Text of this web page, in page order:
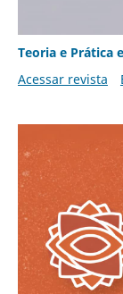
Teoria e Prática
Acessar revista